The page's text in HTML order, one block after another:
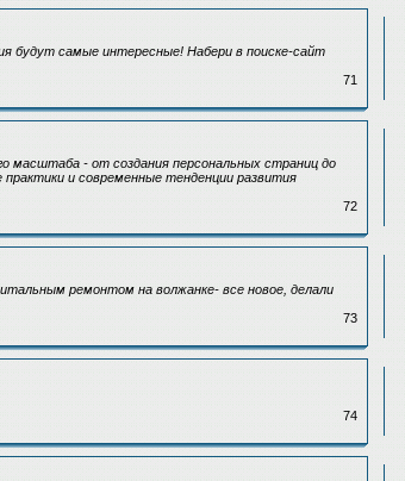
будут самые интересные! Набери в поиске-сайт
71
масштаба - от создания персональных страниц до
и современные тенденции развития
72
ремонтом на волжанке- все новое, делали
73
74